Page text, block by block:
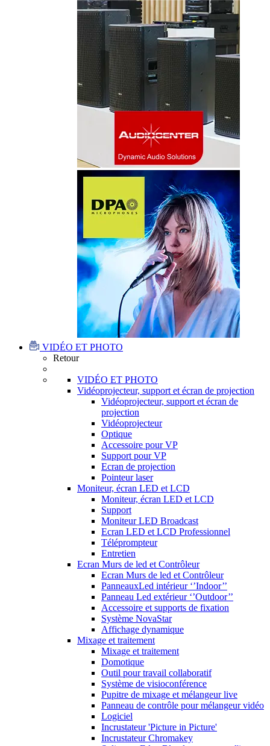
VIDÉO ET PHOTO
Retour
VIDÉO ET PHOTO
Vidéoprojecteur, support et écran de projection
Vidéoprojecteur, support et écran de
projection
Vidéoprojecteur
Optique
Accessoire pour VP
Support pour VP
Ecran de projection
Pointeur laser
Moniteur, écran LED et LCD
Moniteur, écran LED et LCD
Support
Moniteur LED Broadcast
Ecran LED et LCD Professionnel
Téléprompteur
Entretien
Ecran Murs de led et Contrôleur
Ecran Murs de led et Contrôleur
PanneauxLed intérieur ‘’Indoor’’
Panneau Led extérieur ‘’Outdoor’’
Accessoire et supports de fixation
Système NovaStar
Affichage dynamique
Mixage et traitement
Mixage et traitement
Domotique
Outil pour travail collaboratif
Système de visioconférence
Pupitre de mixage et mélangeur live
Panneau de contrôle pour mélangeur vidéo
Logiciel
Incrustateur 'Picture in Picture'
Incrustateur Chromakey